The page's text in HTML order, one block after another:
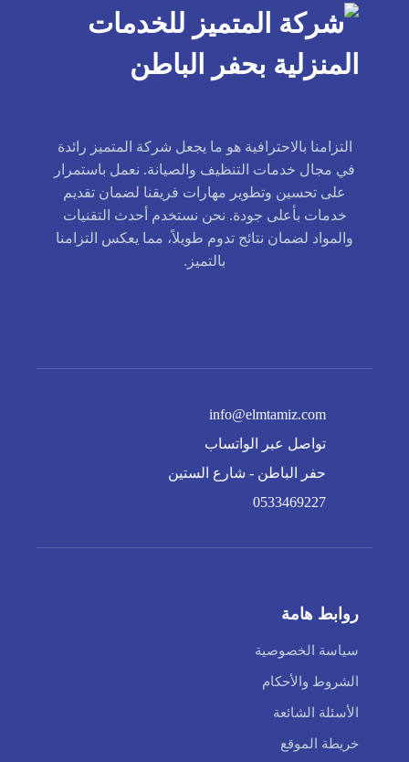
التزامنا بالاحترافية هو ما يجعل شركة المتميز رائدة
في مجال خدمات التنظيف والصيانة. نعمل باستمرار
على تحسين وتطوير مهارات فريقنا لضمان تقديم
خدمات بأعلى جودة. نحن نستخدم أحدث التقنيات
والمواد لضمان نتائج تدوم طويلاً، مما يعكس التزامنا
بالتميز.
info@elmtamiz.com
تواصل عبر الواتساب
حفر الباطن - شارع الستين
0533469227
روابط هامة
سياسة الخصوصية
الشروط والأحكام
الأسئلة الشائعة
خريطة الموقع